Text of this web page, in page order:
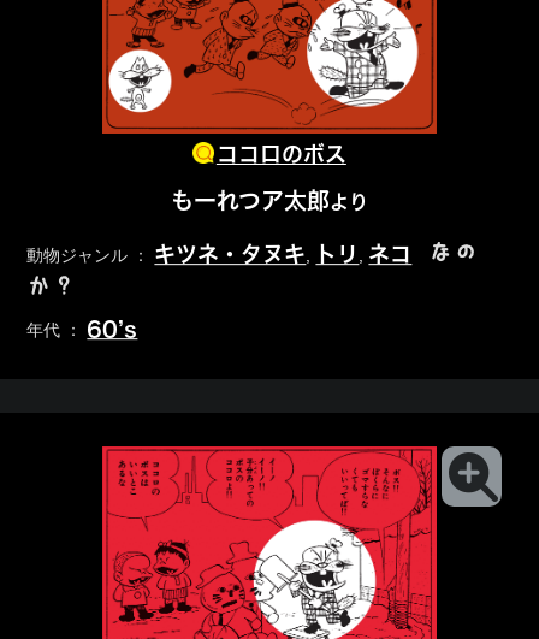
ココロのボス
もーれつア太郎より
動物ジャンル ： キツネ・タヌキ トリ ネコ
なの
か？
年代 ： 60’s